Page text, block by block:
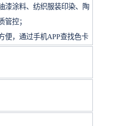
漆涂料、纺织服装印染、陶
管控；
便，通过手机APP查找色卡